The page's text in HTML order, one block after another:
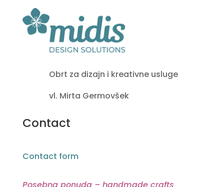
Obrt za dizajn i kreativne usluge
vl. Mirta Germovšek
Contact
Contact form
Posebna ponuda – handmade crafts